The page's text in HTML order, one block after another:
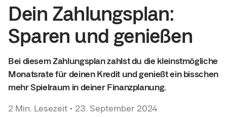
Dein Zahlungsplan:
Sparen und genießen
Bei diesem Zahlungsplan zahlst du die kleinstmögliche
Monatsrate für deinen Kredit und genießt ein bisschen
mehr Spielraum in deiner Finanzplanung.
2 Min. Lesezeit • 23. September 2024